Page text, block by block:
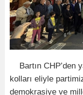
Bartın CHP’den
kolları eliyle
demokrasiye ve